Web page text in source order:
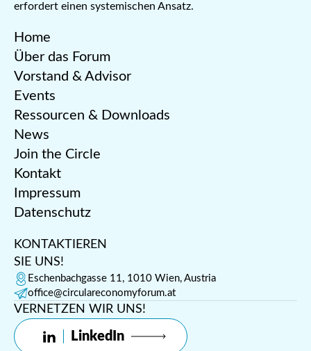
erfordert einen systemischen Ansatz.
Home
Über das Forum
Vorstand & Advisor
Events
Ressourcen & Downloads
News
Join the Circle
Kontakt
Impressum
Datenschutz
KONTAKTIEREN
SIE UNS!
Eschenbachgasse 11, 1010 Wien, Austria
office@circulareconomyforum.at
VERNETZEN WIR UNS!
LinkedIn